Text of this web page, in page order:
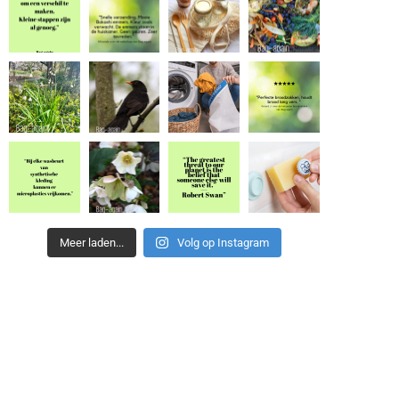
Meer laden... Volg op Instagram